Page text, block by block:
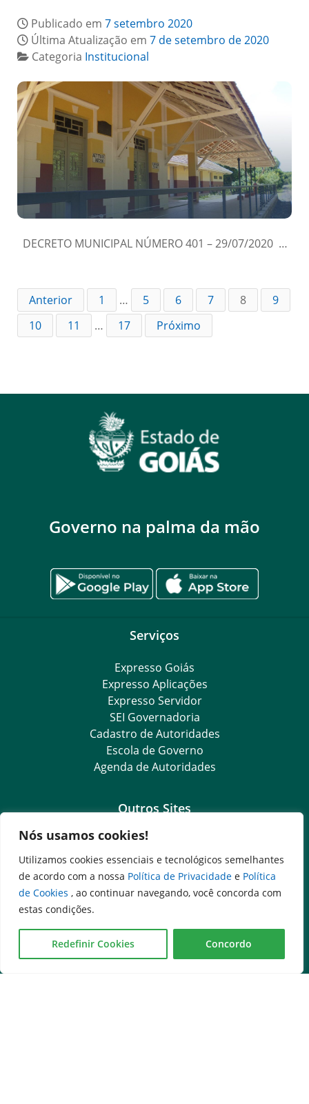
Nós usamos cookies!
Utilizamos cookies essenciais e tecnológicos semelhantes
de acordo com a nossa Política de Privacidade e Política
de Cookies , ao continuar navegando, você concorda com
estas condições.
Redefinir Cookies Concordo
Publicado em 7 setembro 2020
Última Atualização em 7 de setembro de 2020
Categoria Institucional
DECRETO MUNICIPAL NÚMERO 401 – 29/07/2020 …
Anterior 1 … 5 6 7 8
9
10
11 … 17 Próximo
Governo na palma da mão
Serviços
Expresso Goiás
Expresso Aplicações
Expresso Servidor
SEI Governadoria
Cadastro de Autoridades
Escola de Governo
Agenda de Autoridades
Outros Sites
Governo Federal
Assembleia Legislativa do Estado de Goiás
Tribunal de Justiça do Estado de Goiás
Ministério Público do Estado de Goiás
Procuradoria-Geral do Estado de Goiás
Diário Oficial